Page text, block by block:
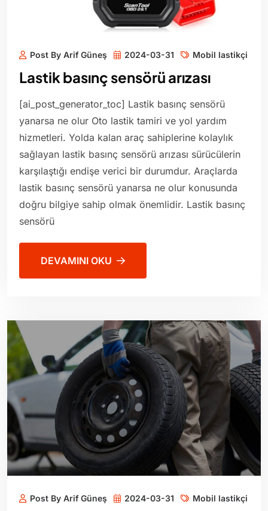
Post By Arif Güneş 2024-03-31 Mobil lastikçi
Lastik basınç sensörü arızası
[ai_post_generator_toc] Lastik basınç sensörü
yanarsa ne olur Oto lastik tamiri ve yol yardım
hizmetleri. Yolda kalan araç sahiplerine kolaylık
sağlayan lastik basınç sensörü arızası sürücülerin
karşılaştığı endişe verici bir durumdur. Araçlarda
lastik basınç sensörü yanarsa ne olur konusunda
doğru bilgiye sahip olmak önemlidir. Lastik basınç
sensörü
DEVAMINI OKU
Post By Arif Güneş 2024-03-31 Mobil lastikçi